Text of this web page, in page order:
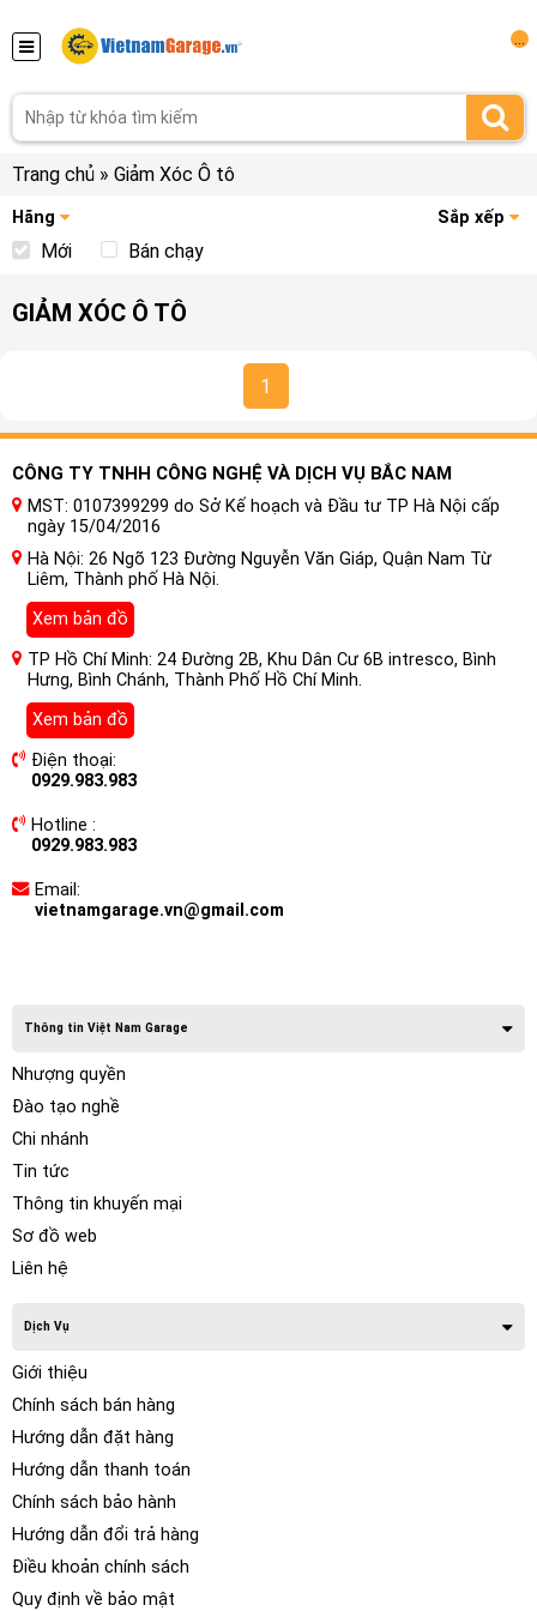
Trang chủ » Giảm Xóc Ô tô
Hãng Sắp xếp
Mới Bán chạy
GIẢM XÓC Ô TÔ
1
CÔNG TY TNHH CÔNG NGHỆ VÀ DỊCH VỤ BẮC NAM
MST: 0107399299 do Sở Kế hoạch và Đầu tư TP Hà Nội cấp
ngày 15/04/2016
Hà Nội: 26 Ngõ 123 Đường Nguyễn Văn Giáp, Quận Nam Từ
Liêm, Thành phố Hà Nội.
Xem bản đồ
TP Hồ Chí Minh: 24 Đường 2B, Khu Dân Cư 6B intresco, Bình
Hưng, Bình Chánh, Thành Phố Hồ Chí Minh.
Xem bản đồ
Điện thoại:
0929.983.983
Hotline :
0929.983.983
Email:
vietnamgarage.vn@gmail.com
Thông tin Việt Nam Garage
Nhượng quyền
Đào tạo nghề
Chi nhánh
Tin tức
Thông tin khuyến mại
Sơ đồ web
Liên hệ
Dịch Vụ
Giới thiệu
Chính sách bán hàng
Hướng dẫn đặt hàng
Hướng dẫn thanh toán
Chính sách bảo hành
Hướng dẫn đổi trả hàng
Điều khoản chính sách
Quy định về bảo mật